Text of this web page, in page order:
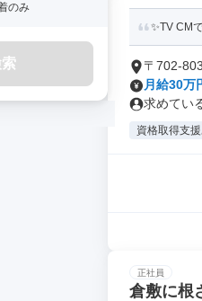
のみ
✨TV CM
〒702-
月給30万
求めてい
資格取得支援
正社員
倉敷に根